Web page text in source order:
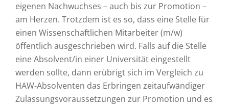
eigenen Nachwuchses – auch bis zur Promotion –
am Herzen. Trotzdem ist es so, dass eine Stelle für
einen Wissenschaftlichen Mitarbeiter (m/w)
öffentlich ausgeschrieben wird. Falls auf die Stelle
eine Absolvent/in einer Universität eingestellt
werden sollte, dann erübrigt sich im Vergleich zu
HAW-Absolventen das Erbringen zeitaufwändiger
Zulassungsvoraussetzungen zur Promotion und es